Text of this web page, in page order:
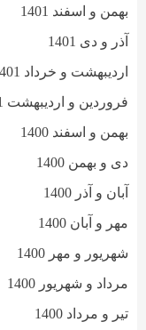
بهمن و اسفند 1401
آذر و دی 1401
اردیبهشت و خرداد 1401
فروردین و اردیبهشت 1401
بهمن و اسفند 1400
دی و بهمن 1400
آبان و آذر 1400
مهر و آبان 1400
شهریور و مهر 1400
مرداد و شهریور 1400
تیر و مرداد 1400